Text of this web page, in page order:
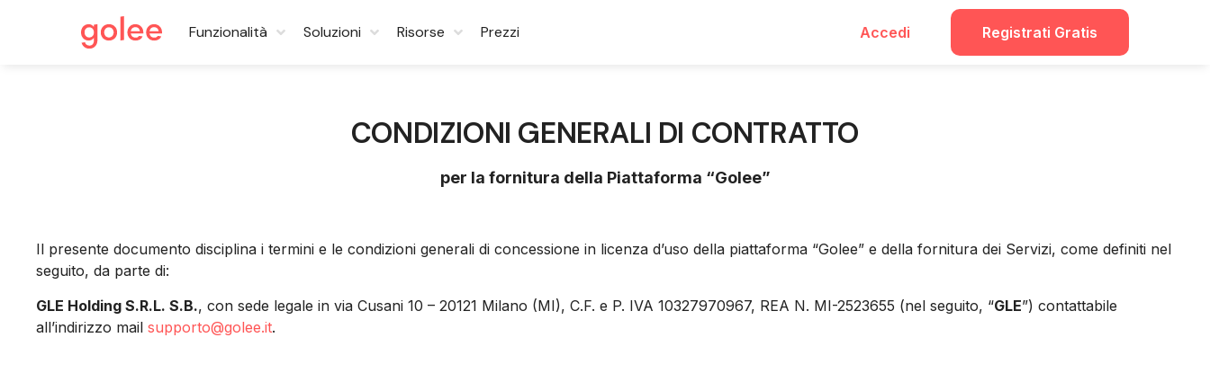
Funzionalità Soluzioni Risorse Prezzi Accedi Registrati Gratis
CONDIZIONI GENERALI DI CONTRATTO
per la fornitura della Piattaforma “Golee”
Il presente documento disciplina i termini e le condizioni generali di concessione in licenza d’uso della piattaforma “Golee” e della fornitura dei Servizi, come definiti nel
seguito, da parte di:
GLE Holding S.R.L. S.B., con sede legale in via Cusani 10 – 20121 Milano (MI), C.F. e P. IVA 10327970967, REA N. MI-2523655 (nel seguito, “GLE”) contattabile
all’indirizzo mail supporto@golee.it.